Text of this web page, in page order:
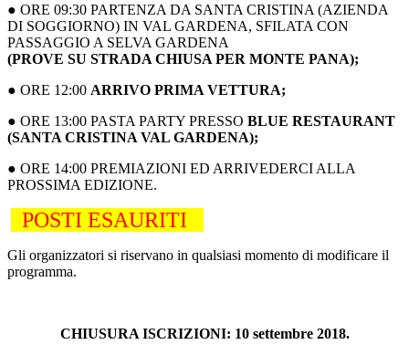
● ORE 09:30 PARTENZA DA SANTA CRISTINA (AZIENDA
DI SOGGIORNO) IN VAL GARDENA, SFILATA CON
PASSAGGIO A SELVA GARDENA
(PROVE SU STRADA CHIUSA PER MONTE PANA);
● ORE 12:00 ARRIVO PRIMA VETTURA;
● ORE 13:00 PASTA PARTY PRESSO BLUE RESTAURANT
(SANTA CRISTINA VAL GARDENA);
● ORE 14:00 PREMIAZIONI ED ARRIVEDERCI ALLA
PROSSIMA EDIZIONE.
POSTI ESAURITI
Gli organizzatori si riservano in qualsiasi momento di modificare il
programma.
CHIUSURA ISCRIZIONI: 10 settembre 2018.